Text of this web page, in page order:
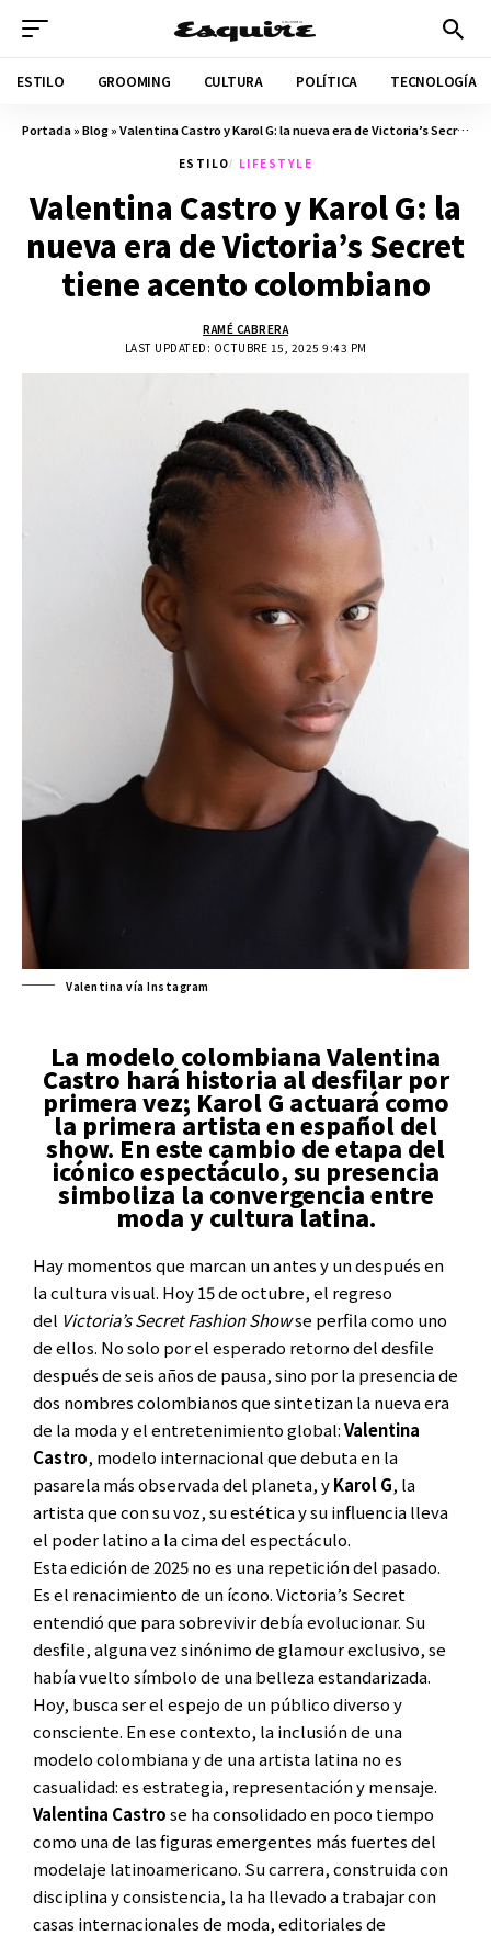
ESTILO GROOMING CULTURA POLÍTICA TECNOLOGÍA
Portada»Blog»Valentina Castro y Karol G: la nueva era de Victoria’s Secret tiene acento colombiano
ESTILO LIFESTYLE
Valentina Castro y Karol G: la
nueva era de Victoria’s Secret
tiene acento colombiano
LAST UPDATED: OCTUBRE 15, 2025 9:43 PM
RAMÉ CABRERA
Valentina vía Instagram
La modelo colombiana Valentina
Castro hará historia al desfilar por
primera vez; Karol G actuará como
la primera artista en español del
show. En este cambio de etapa del
icónico espectáculo, su presencia
simboliza la convergencia entre
moda y cultura latina.
Hay momentos que marcan un antes y un después en
la cultura visual. Hoy 15 de octubre, el regreso
del Victoria’s Secret Fashion Showse perfila como uno
de ellos. No solo por el esperado retorno del desfile
después de seis años de pausa, sino por la presencia de
dos nombres colombianos que sintetizan la nueva era
de la moda y el entretenimiento global:Valentina
Castro, modelo internacional que debuta en la
pasarela más observada del planeta, yKarol G, la
artista que con su voz, su estética y su influencia lleva
el poder latino a la cima del espectáculo.
Esta edición de 2025 no es una repetición del pasado.
Es el renacimiento de un ícono. Victoria’s Secret
entendió que para sobrevivir debía evolucionar. Su
desfile, alguna vez sinónimo de glamour exclusivo, se
había vuelto símbolo de una belleza estandarizada.
Hoy, busca ser el espejo de un público diverso y
consciente. En ese contexto, la inclusión de una
modelo colombiana y de una artista latina no es
casualidad: es estrategia, representación y mensaje.
Valentina Castrose ha consolidado en poco tiempo
como una de las figuras emergentes más fuertes del
modelaje latinoamericano. Su carrera, construida con
disciplina y consistencia, la ha llevado a trabajar con
casas internacionales de moda, editoriales de